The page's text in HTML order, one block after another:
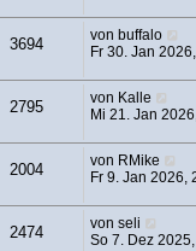
3694 von buffalo
Fr 30. Jan
2795 von Kalle
Mi 21. Jan
2004 von RMike
Fr 9. Jan 2026,
2474 vonseli
So 7. Dez